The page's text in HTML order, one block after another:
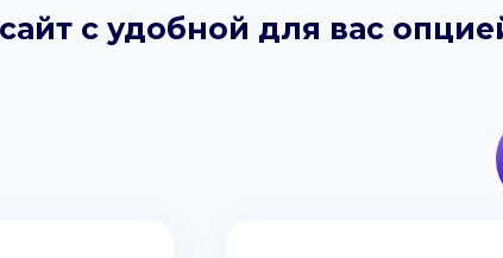
с удобной для вас